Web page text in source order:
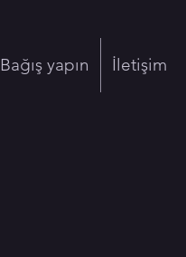
Bağış yapın İletişim